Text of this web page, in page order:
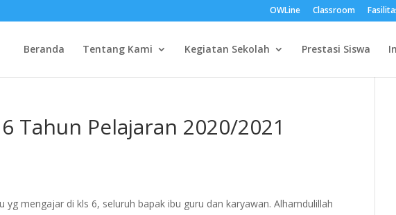
OWLine Classroom
Beranda Tentang Kami Kegiatan Sekolah Prestasi Siswa
Tahun Pelajaran 2020/2021
mengajar di kls 6, seluruh bapak ibu guru dan karyawan. Alhamdulillah